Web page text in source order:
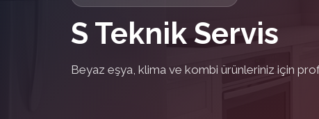
S Teknik Servis
Beyaz eşya, klima ve kombi ürünleriniz için